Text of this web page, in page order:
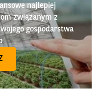
najlepiej
związanym z
gospodarstwa